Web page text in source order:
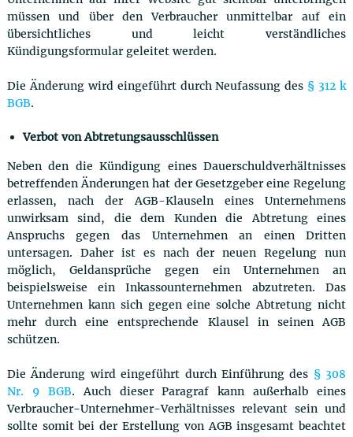
müssen und über den Verbraucher unmittelbar auf ein
übersichtliches und leicht verständliches
Kündigungsformular geleitet werden.
Die Änderung wird eingeführt durch Neufassung des § 312 k
BGB.
Verbot von Abtretungsausschlüssen
Neben den die Kündigung eines Dauerschuldverhältnisses
betreffenden Änderungen hat der Gesetzgeber eine Regelung
erlassen, nach der AGB-Klauseln eines Unternehmens
unwirksam sind, die dem Kunden die Abtretung eines
Anspruchs gegen das Unternehmen an einen Dritten
untersagen. Daher ist es nach der neuen Regelung nun
möglich, Geldansprüche gegen ein Unternehmen an
beispielsweise ein Inkassounternehmen abzutreten. Das
Unternehmen kann sich gegen eine solche Abtretung nicht
mehr durch eine entsprechende Klausel in seinen AGB
schützen.
Die Änderung wird eingeführt durch Einführung des § 308
Nr. 9 BGB. Auch dieser Paragraf kann außerhalb eines
Verbraucher-Unternehmer-Verhältnisses relevant sein und
sollte somit bei der Erstellung von AGB insgesamt beachtet